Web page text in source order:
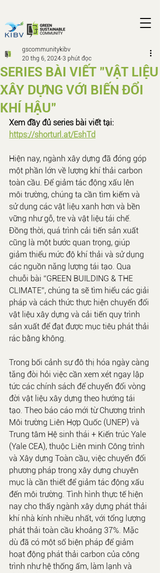
SERIES BÀI VIẾT "VẬT LIỆU
XÂY DỰNG VỚI BIẾN ĐỔI
KHÍ HẬU"
gscommunitykibv
20 thg 6, 2024 3 phút đọc
Xem đầy đủ series bài viết tại:
https://shorturl.at/EshTd
Hiện nay, ngành xây dựng đã đóng góp
một phần lớn về lượng khí thải carbon
toàn cầu. Để giảm tác động xấu lên
môi trường, chúng ta cần tìm kiếm và
sử dụng các vật liệu xanh hơn và bền
vững như gỗ, tre và vật liệu tái chế.
Đồng thời, quá trình cải tiến sản xuất
cũng là một bước quan trọng, giúp
giảm thiểu mức độ khí thải và sử dụng
các nguồn năng lượng tái tạo. Qua
chuỗi bài “GREEN BUILDING & THE
CLIMATE”, chúng ta sẽ tìm hiểu các giải
pháp và cách thức thực hiện chuyển đổi
vật liệu xây dựng và cải tiến quy trình
sản xuất để đạt được mục tiêu phát thải
rác bằng không.
Trong bối cảnh sự đô thị hóa ngày càng
tăng đòi hỏi việc cần xem xét ngay lập
tức các chính sách để chuyển đổi vòng
đời vật liệu xây dựng theo hướng tái
tạo. Theo báo cáo mới từ Chương trình
Môi trường Liên Hợp Quốc (UNEP) và
Trung tâm Hệ sinh thái + Kiến trúc Yale
(Yale CEA), thuộc Liên minh Công trình
và Xây dựng Toàn cầu, việc chuyển đổi
phương pháp trong xây dựng chuyên
mục là cần thiết để giảm tác động xấu
đến môi trường. Tình hình thực tế hiện
nay cho thấy ngành xây dựng phát thải
khí nhà kính nhiều nhất, với tổng lượng
phát thải toàn cầu khoảng 37%. Mặc
dù đã có một số biện pháp để giảm
hoạt động phát thải carbon của công
trình như hệ thống ấm, làm lạnh và